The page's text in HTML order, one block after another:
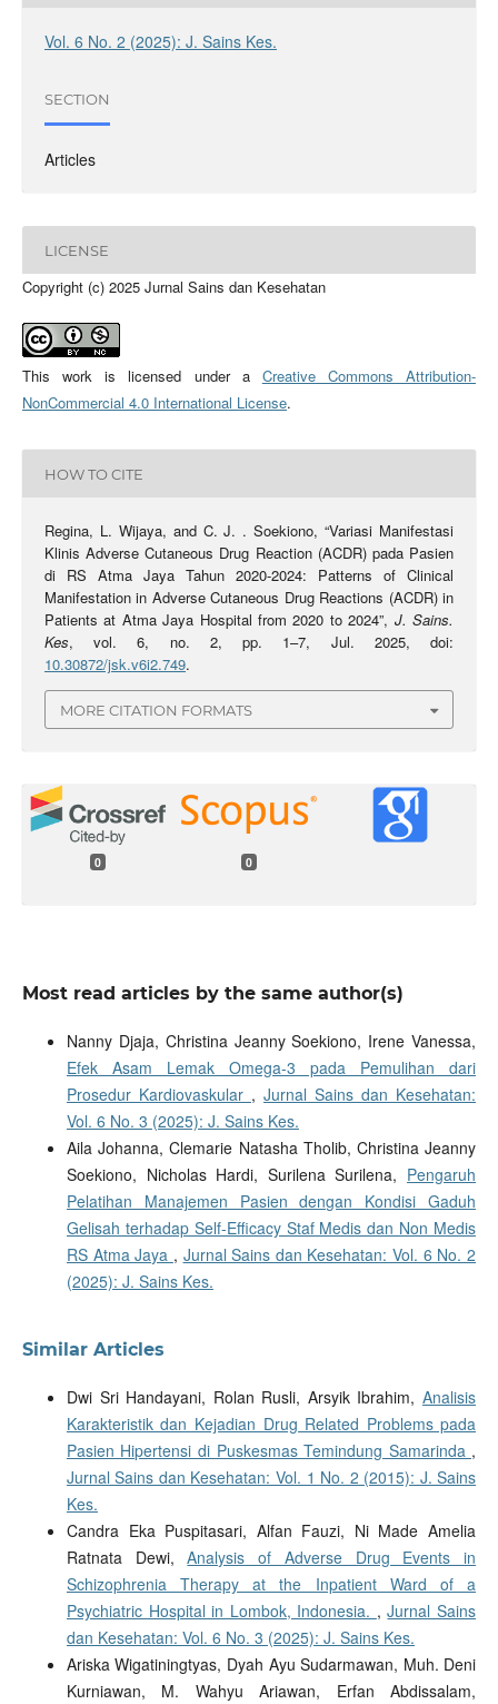
Vol. 6 No. 2 (2025): J. Sains Kes.
SECTION
Articles
LICENSE
Copyright (c) 2025 Jurnal Sains dan Kesehatan
This work is licensed under a Creative Commons Attribution-
NonCommercial 4.0 International License.
HOW TO CITE
Regina, L. Wijaya, and C. J. . Soekiono, “Variasi Manifestasi
Klinis Adverse Cutaneous Drug Reaction (ACDR) pada Pasien
di RS Atma Jaya Tahun 2020-2024: Patterns of Clinical
Manifestation in Adverse Cutaneous Drug Reactions (ACDR) in
Patients at Atma Jaya Hospital from 2020 to 2024”, J. Sains.
Kes, vol. 6, no. 2, pp. 1–7, Jul. 2025, doi:
10.30872/jsk.v6i2.749.
MORE CITATION FORMATS
0 0
Most read articles by the same author(s)
Nanny Djaja, Christina Jeanny Soekiono, Irene Vanessa,
Efek Asam Lemak Omega-3 pada Pemulihan dari
Prosedur Kardiovaskular ,Jurnal Sains dan Kesehatan:
Vol. 6 No. 3 (2025): J. Sains Kes.
Aila Johanna, Clemarie Natasha Tholib, Christina Jeanny
Soekiono, Nicholas Hardi, Surilena Surilena, Pengaruh
Pelatihan Manajemen Pasien dengan Kondisi Gaduh
Gelisah terhadap Self-Efficacy Staf Medis dan Non Medis
RS Atma Jaya , Jurnal Sains dan Kesehatan: Vol. 6 No. 2
(2025): J. Sains Kes.
Similar Articles
Dwi Sri Handayani, Rolan Rusli, Arsyik Ibrahim,Analisis
Karakteristik dan Kejadian Drug Related Problems pada
Pasien Hipertensi di Puskesmas Temindung Samarinda ,
Jurnal Sains dan Kesehatan: Vol. 1 No. 2 (2015): J. Sains
Kes.
Candra Eka Puspitasari, Alfan Fauzi, Ni Made Amelia
Ratnata Dewi,Analysis of Adverse Drug Events in
Schizophrenia Therapy at the Inpatient Ward of a
Psychiatric Hospital in Lombok, Indonesia. ,Jurnal Sains
dan Kesehatan: Vol. 6 No. 3 (2025): J. Sains Kes.
Ariska Wigatiningtyas, Dyah Ayu Sudarmawan, Muh. Deni
Kurniawan, M. Wahyu Ariawan, Erfan Abdissalam,